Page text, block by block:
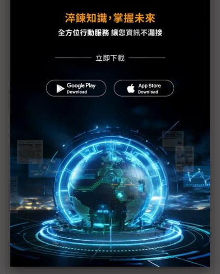
貿易戰迫廠商調整供應鏈 惟仍難割捨大陸市場
美中貿易戰歹戲拖棚 被動元件供應鏈壓力漸增
美中貿易戰掀波瀾 iPhone生產線恐搬河內
SCREEN大陸設備廠完工 憂貿易戰波及
G20川習會前放話再課關稅 一窺川普豪賭的邊緣政
川普不排除全面開徵所有輸美陸貨關稅 iPhone、
CPU、記憶體等科技產品恐難倖免
台積電魏哲家：美中貿易戰衝擊所有產業
美中貿易戰掀台商回流潮 整建廠照明需求2019年下
半發酵
迴避貿易戰風險 日本Nekist朝緬甸發展
美中貿易戰延燒 Faraday Future也成焦點